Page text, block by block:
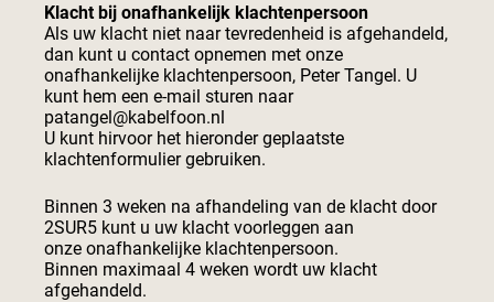
Klacht bij onafhankelijk klachtenpersoon
Als uw klacht niet naar tevredenheid is afgehandeld,
dan kunt u contact opnemen met onze
onafhankelijke klachtenpersoon, Peter Tangel. U
kunt hem een e-mail sturen naar
patangel@kabelfoon.nl
U kunt hirvoor het hieronder geplaatste
klachtenformulier gebruiken.
Binnen 3 weken na afhandeling van de klacht door
2SUR5 kunt u uw klacht voorleggen aan
onze onafhankelijke klachtenpersoon.
Binnen maximaal 4 weken wordt uw klacht
afgehandeld.